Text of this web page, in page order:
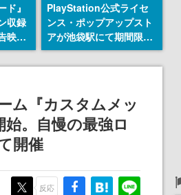
』
収録
映像
（8
、
姿が
PlayStation公式ライセ
ンス・ポップアップスト
アが池袋駅にて期間限定
で開催。夏のアパレルや
『ブラッドボーン』の新
ム『カスタムメッ
。自慢の最強ロ
開催
反応